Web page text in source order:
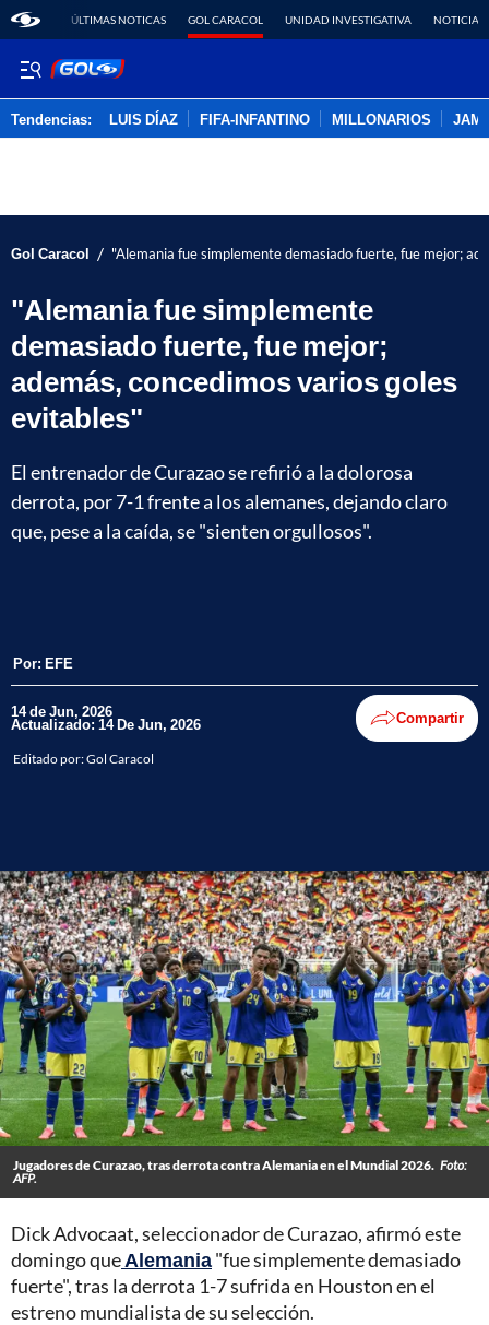
ÚLTIMAS NOTICAS GOL CARACOL UNIDAD INVESTIGATIVA NOTICIAS
Tendencias: LUIS DÍAZ FIFA-INFANTINO MILLONARIOS
Gol Caracol / "Alemania fue simplemente demasiado fuerte, fue mejor;
"Alemania fue simplemente
demasiado fuerte, fue mejor;
además, concedimos varios goles
evitables"
El entrenador de Curazao se refirió a la dolorosa
derrota, por 7-1 frente a los alemanes, dejando claro
que, pese a la caída, se "sienten orgullosos".
Por: EFE
14 de Jun, 2026
Actualizado: 14 De Jun, 2026 Compartir
Editado por:Gol Caracol
Jugadores de Curazao, tras derrota contra Alemania en el Mundial 2026. Foto:
AFP.
Dick Advocaat, seleccionador de Curazao, afirmó este
domingo queAlemania"fue simplemente demasiado
fuerte", tras la derrota 1-7 sufrida en Houston en el
estreno mundialista de su selección.